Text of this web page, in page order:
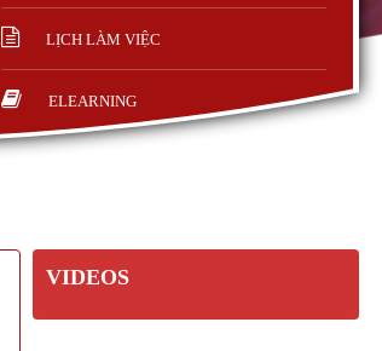
LỊCH LÀM VIỆC
ELEARNING
VIDEOS